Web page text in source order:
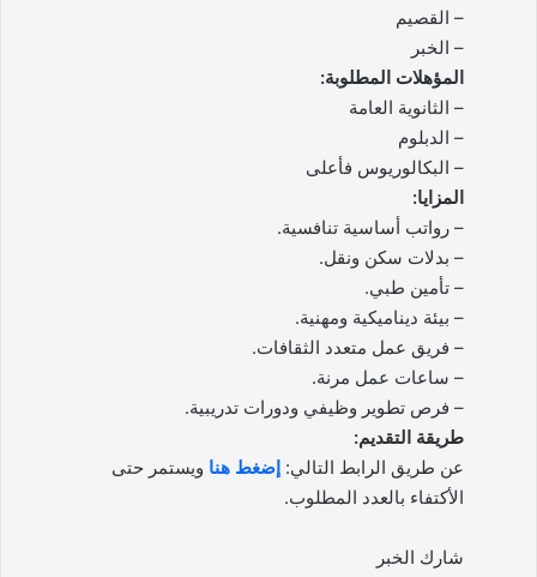
– القصيم
– الخبر
المؤهلات المطلوبة:
– الثانوية العامة
– الدبلوم
– البكالوريوس فأعلى
المزايا:
– رواتب أساسية تنافسية.
– بدلات سكن ونقل.
– تأمين طبي.
– بيئة ديناميكية ومهنية.
– فريق عمل متعدد الثقافات.
– ساعات عمل مرنة.
– فرص تطوير وظيفي ودورات تدريبية.
طريقة التقديم:
عن طريق الرابط التالي: إضغط هنا ويستمر حتى
الأكتفاء بالعدد المطلوب.
شارك الخبر